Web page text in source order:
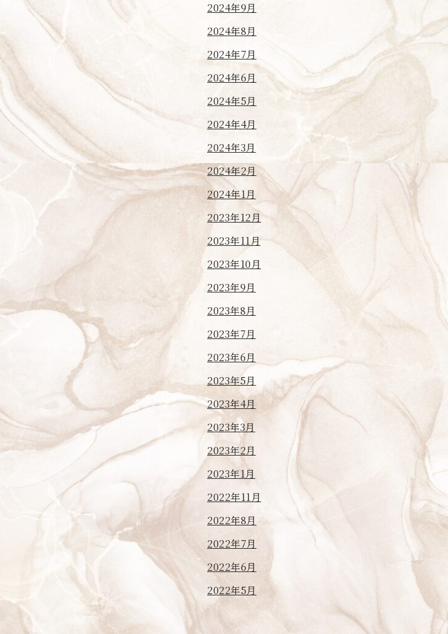
2024年9月
2024年8月
2024年7月
2024年6月
2024年5月
2024年4月
2024年3月
2024年2月
2024年1月
2023年12月
2023年11月
2023年10月
2023年9月
2023年8月
2023年7月
2023年6月
2023年5月
2023年4月
2023年3月
2023年2月
2023年1月
2022年11月
2022年8月
2022年7月
2022年6月
2022年5月